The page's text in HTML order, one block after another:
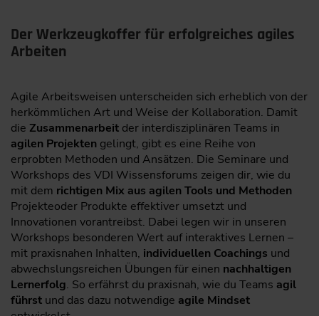
Der Werkzeugkoffer für erfolgreiches agiles
Arbeiten
Agile Arbeitsweisen unterscheiden sich erheblich von der
herkömmlichen Art und Weise der Kollaboration. Damit
die Zusammenarbeit der interdisziplinären Teams in
agilen Projekten gelingt, gibt es eine Reihe von
erprobten Methoden und Ansätzen. Die Seminare und
Workshops des VDI Wissensforums zeigen dir, wie du
mit dem richtigen Mix aus agilen Tools und Methoden
Projekteoder Produkte effektiver umsetzt und
Innovationen vorantreibst. Dabei legen wir in unseren
Workshops besonderen Wert auf interaktives Lernen –
mit praxisnahen Inhalten, individuellen Coachings und
abwechslungsreichen Übungen für einen nachhaltigen
Lernerfolg. So erfährst du praxisnah, wie du Teams agil
führst und das dazu notwendige agile Mindset